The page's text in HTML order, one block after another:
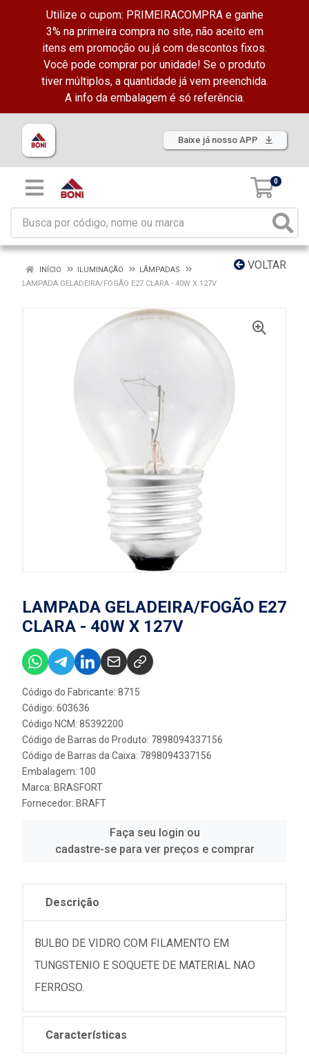
Utilize o cupom: PRIMEIRACOMPRA e ganhe
3% na primeira compra no site, não aceito em
itens em promoção ou já com descontos fixos.
Você pode comprar por unidade! Se o produto
tiver múltiplos, a quantidade já vem preenchida.
A info da embalagem é só referência.
Baixe já nosso APP
0
VOLTAR
INÍCIO ILUMINAÇÃO
LÂMPADAS
LAMPADA GELADEIRA/FOGÃO E27 CLARA - 40W X 127V
LAMPADA GELADEIRA/FOGÃO E27
CLARA - 40W X 127V
Código do Fabricante: 8715
Código: 603636
Código NCM: 85392200
Código de Barras do Produto: 7898094337156
Código de Barras da Caixa: 7898094337156
Embalagem: 100
Marca: BRASFORT
Fornecedor: BRAFT
Faça seu login ou
cadastre-se para ver preços e comprar
Descrição
BULBO DE VIDRO COM FILAMENTO EM
TUNGSTENIO E SOQUETE DE MATERIAL NAO
FERROSO.
Características